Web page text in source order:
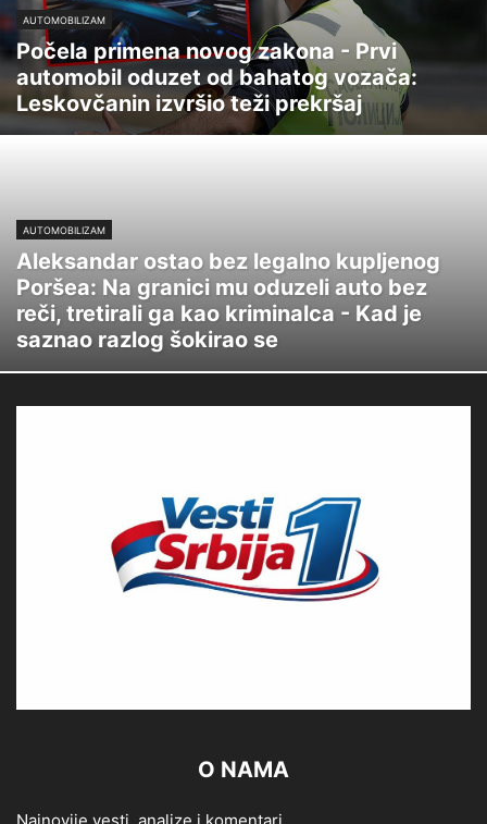
AUTOMOBILIZAM
Počela primena novog zakona - Prvi
automobil oduzet od bahatog vozača:
Leskovčanin izvršio teži prekršaj
AUTOMOBILIZAM
Aleksandar ostao bez legalno kupljenog
Poršea: Na granici mu oduzeli auto bez
reči, tretirali ga kao kriminalca - Kad je
saznao razlog šokirao se
O NAMA